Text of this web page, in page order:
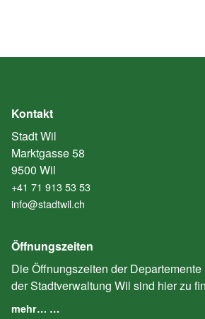
Kontakt
Stadt Wil
Marktgasse 58
9500 Wil
+41 71 913 53 53
info@stadtwil.ch
Öffnungszeiten
Die Öffnungszeiten der
der Stadtverwaltung Wil sind hier zu
mehr… …